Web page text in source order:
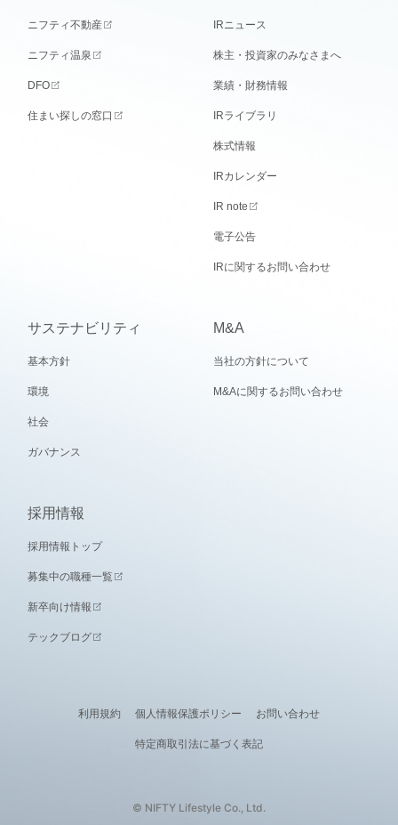
ニフティ不動産
ニフティ温泉
DFO
住まい探しの窓口
IRニュース
株主・投資家のみなさまへ
業績・財務情報
IRライブラリ
株式情報
IRカレンダー
IR note
電子公告
IRに関するお問い合わせ
サステナビリティ
基本方針
環境
社会
ガバナンス
M&A
当社の方針について
M&Aに関するお問い合わせ
採用情報
採用情報トップ
募集中の職種一覧
新卒向け情報
テックブログ
利用規約 個人情報保護ポリシー お問い合わせ
特定商取引法に基づく表記
© NIFTY Lifestyle Co., Ltd.